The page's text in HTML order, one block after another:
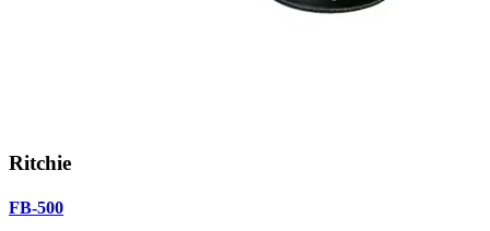
Ritchie
FB-500